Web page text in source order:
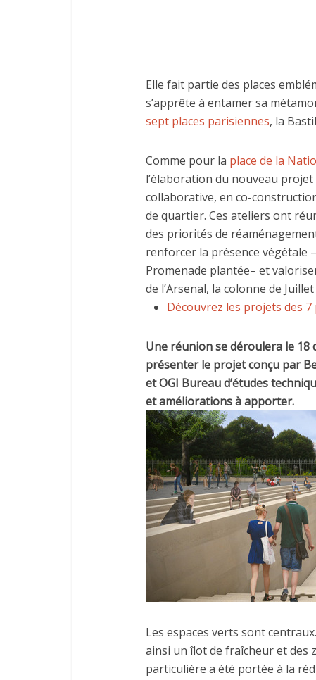
Elle fait partie des places
s’apprête à entamer sa
sept places parisiennes, la
Comme pour la place de la
l’élaboration du nouveau
collaborative, en co-
de quartier. Ces ateliers ont
des priorités de
renforcer la présence végétale
Promenade plantée– et
de l’Arsenal, la colonne de Juillet
Découvrez les projets des 7
Une réunion se déroulera le 18
présenter le projet conçu par
et OGI Bureau d’études
et améliorations à apporter.
Les espaces verts sont
ainsi un îlot de fraîcheur et des
particulière a été portée à la